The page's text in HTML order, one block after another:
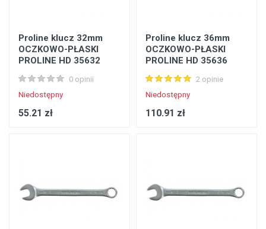
Proline klucz 32mm
OCZKOWO-PŁASKI
PROLINE HD 35632
0 opinii
Niedostępny
55.21 zł
Proline klucz 36mm
OCZKOWO-PŁASKI
PROLINE HD 35636
2 opinie
Niedostępny
110.91 zł